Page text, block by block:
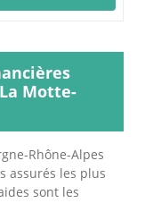
Motte-
Rhône-Alpes
assurés les plus
sont les